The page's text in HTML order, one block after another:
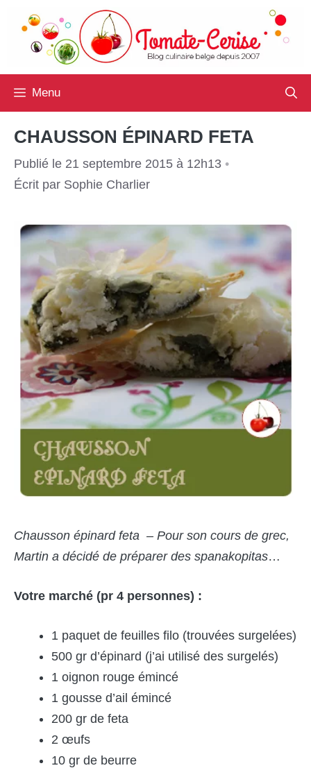
contenu
Menu
CHAUSSON ÉPINARD FETA
Publié le 21 septembre 2015 à 12h13 •
Écrit par Sophie Charlier
Chausson épinard feta – Pour son cours de grec,
Martin a décidé de préparer des spanakopitas…
Votre marché (pr 4 personnes) :
1 paquet de feuilles filo (trouvées surgelées)
500 gr d’épinard (j’ai utilisé des surgelés)
1 oignon rouge émincé
1 gousse d’ail émincé
200 gr de feta
2 œufs
10 gr de beurre